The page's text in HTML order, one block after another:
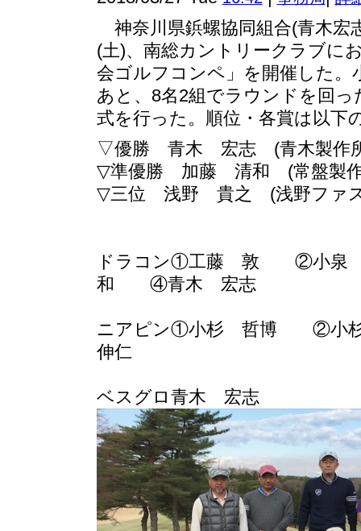
神奈川県鋲螺協同組合(青木宏
(土)、南総カントリークラブに
会ゴルフコンペ」を開催した。
あと、8名2組でラウンドを回っ
式を行った。順位・各賞は以下
▽優勝 青木 宏志 (青木製
▽準優勝 加藤 清和 (常盤
▽三位 浅野 貴之 (浅野フ
ドラコン①工藤 敦 ②小
和 ④青木 宏志
ニアピン①小杉 哲博 ②
伸仁
ベスグロ青木 宏志